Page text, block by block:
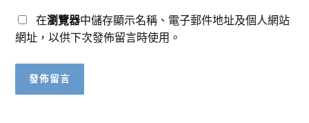
在瀏覽器中儲存顯示名稱、電子郵件地址及個人網站
網址，以供下次發佈留言時使用。